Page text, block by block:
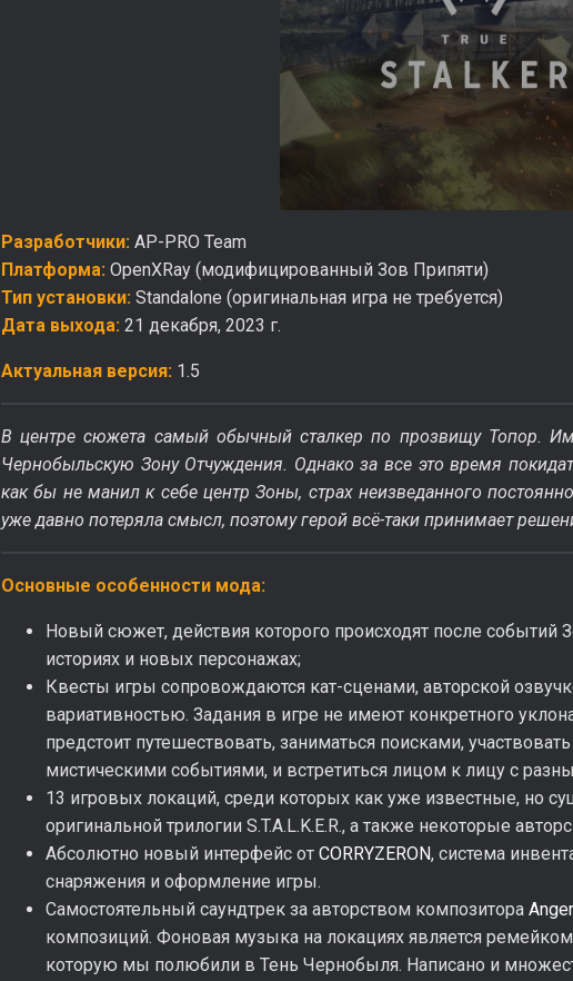
Разработчики: AP-PRO Team
Платформа: OpenXRay (модифицированный Зов Припяти)
Тип установки: Standalone (оригинальная игра не требуется)
Дата выхода: 21 декабря, 2023 г.
Актуальная версия: 1.5
В центре сюжета самый обычный сталкер по прозвищу Топор.
Чернобыльскую Зону Отчуждения. Однако за все это время
как бы не манил к себе центр Зоны, страх неизведанного
уже давно потеряла смысл, поэтому герой всё-таки принимает
Основные особенности мода:
Новый сюжет, действия которого происходят после событий
историях и новых персонажах;
Квесты игры сопровождаются кат-сценами, авторской
вариативностью. Задания в игре не имеют конкретного
предстоит путешествовать, заниматься поисками,
мистическими событиями, и встретиться лицом к лицу с
13 игровых локаций, среди которых как уже известные, но
оригинальной трилогии S.T.A.L.K.E.R., а также некоторые
Абсолютно новый интерфейс от CORRYZERON, система
снаряжения и оформление игры.
Самостоятельный саундтрек за авторством композитора
композиций. Фоновая музыка на локациях является
которую мы полюбили в Тень Чернобыля. Написано и